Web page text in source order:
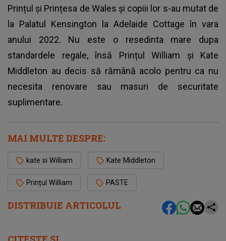
DISTRIBUIE ARTICOLUL
Prințul și Prințesa de Wales și copiii lor s-au mutat de
la Palatul Kensington la Adelaide Cottage în vara
anului 2022. Nu este o resedinta mare dupa
standardele regale, însă Prințul William și Kate
Middleton au decis să rămână acolo pentru ca nu
necesita renovare sau masuri de securitate
suplimentare.
MAI MULTE DESPRE:
kate si William Kate Middleton
Prințul William PASTE